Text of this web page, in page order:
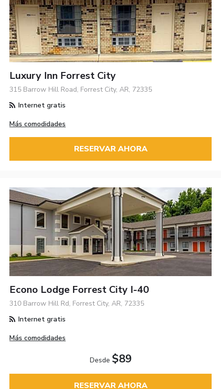
Luxury Inn Forrest City
315 Barrow Hill Road, Forrest City, AR, 72335
Internet gratis
Más comodidades
RESERVAR AHORA
Econo Lodge Forrest City I-40
310 Barrow Hill Rd, Forrest City, AR, 72335
Internet gratis
Más comodidades
Desde $89
RESERVAR AHORA